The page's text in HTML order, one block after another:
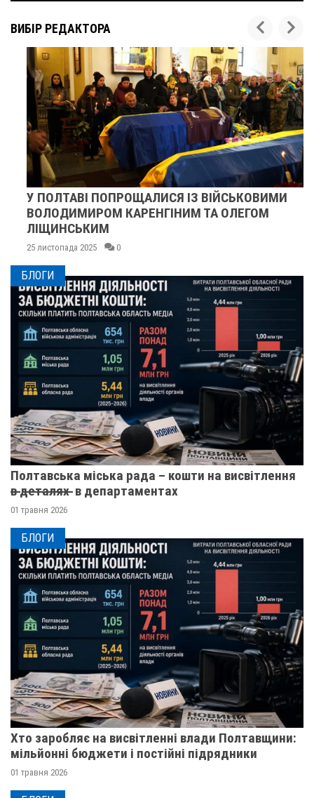
ВИБІР РЕДАКТОРА
У ПОЛТАВІ ПОПРОЩАЛИСЯ ІЗ ВІЙСЬКОВИМИ
ВОЛОДИМИРОМ КАРЕНГІНИМ ТА ОЛЕГОМ
ЛІЩИНСЬКИМ
25 листопада 2025
БЛОГИ
Полтавська міська рада – кошти на висвітлення
в̶ ̶д̶е̶т̶а̶л̶я̶х̶ ̶ в департаментах
01 травня 2026
БЛОГИ
Хто заробляє на висвітленні влади Полтавщини:
мільйонні бюджети і постійні підрядники
01 травня 2026